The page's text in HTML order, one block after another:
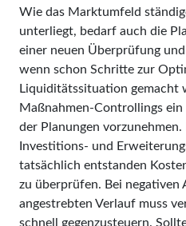
Wie das Marktumfeld
unterliegt, bedarf auch die
einer neuen Überprüfung
wenn schon Schritte zur
Liquiditätssituation gemacht
Maßnahmen-Con­trollings
der Planungen
Investitions- und
tatsächlich entstanden
zu überprüfen. Bei negativen
angestrebten Verlauf muss
schnell gegenzusteuern.